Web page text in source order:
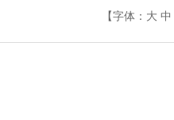
【字体： 大 中